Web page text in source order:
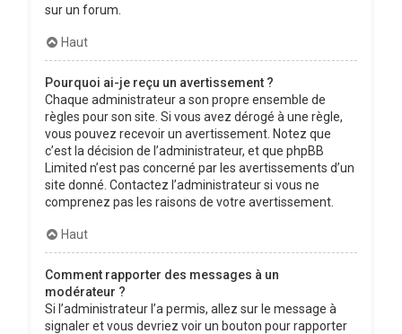
sur un forum.
Haut
Pourquoi ai-je reçu un avertissement ?
Chaque administrateur a son propre ensemble de
règles pour son site. Si vous avez dérogé à une règle,
vous pouvez recevoir un avertissement. Notez que
c’est la décision de l’administrateur, et que phpBB
Limited n’est pas concerné par les avertissements d’un
site donné. Contactez l’administrateur si vous ne
comprenez pas les raisons de votre avertissement.
Haut
Comment rapporter des messages à un
modérateur ?
Si l’administrateur l’a permis, allez sur le message à
signaler et vous devriez voir un bouton pour rapporter